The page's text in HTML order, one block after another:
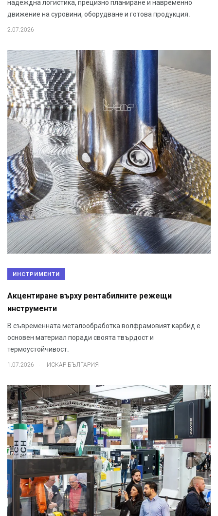
надеждна логистика, прецизно планиране и навременно
движение на суровини, оборудване и готова продукция.
2.07.2026
ИНСТРИМЕНТИ
Акцентиране върху рентабилните режещи
инструменти
В съвременната металообработка волфрамовият карбид е
основен материал поради своята твърдост и
термоустойчивост.
1.07.2026 . ИСКАР БЪЛГАРИЯ